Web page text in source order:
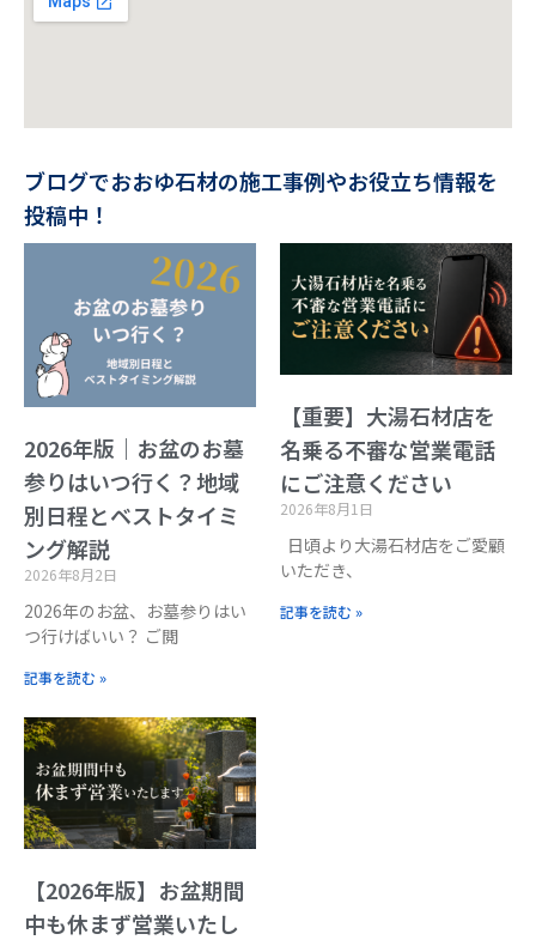
ブログでおおゆ石材の施工事例やお役立ち情報を
投稿中！
2026年版｜お盆のお墓
参りはいつ行く？地域
別日程とベストタイミ
ング解説
2026年8月2日
2026年のお盆、お墓参りはい
つ行けばいい？ ご閲
記事を読む »
【重要】大湯石材店を
名乗る不審な営業電話
にご注意ください
2026年8月1日
日頃より大湯石材店をご愛顧
いただき、
記事を読む »
【2026年版】お盆期間
中も休まず営業いたし